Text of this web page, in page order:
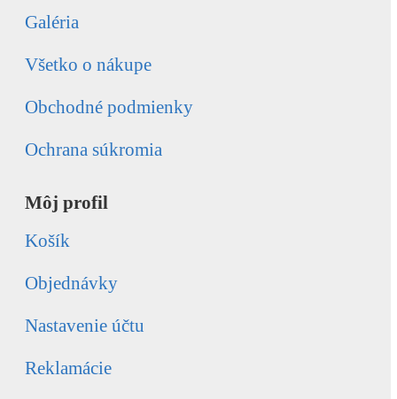
Galéria
Všetko o nákupe
Obchodné podmienky
Ochrana súkromia
Môj profil
Košík
Objednávky
Nastavenie účtu
Reklamácie